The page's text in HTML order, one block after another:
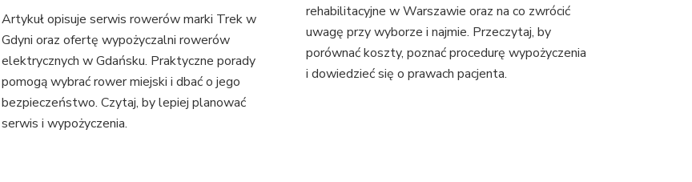
Artykuł opisuje serwis rowerów marki Trek w
Gdyni oraz ofertę wypożyczalni rowerów
elektrycznych w Gdańsku. Praktyczne porady
pomogą wybrać rower miejski i dbać o jego
bezpieczeństwo. Czytaj, by lepiej planować
serwis i wypożyczenia.
rehabilitacyjne w Warszawie oraz na co zwrócić
uwagę przy wyborze i najmie. Przeczytaj, by
porównać koszty, poznać procedurę wypożyczenia
i dowiedzieć się o prawach pacjenta.